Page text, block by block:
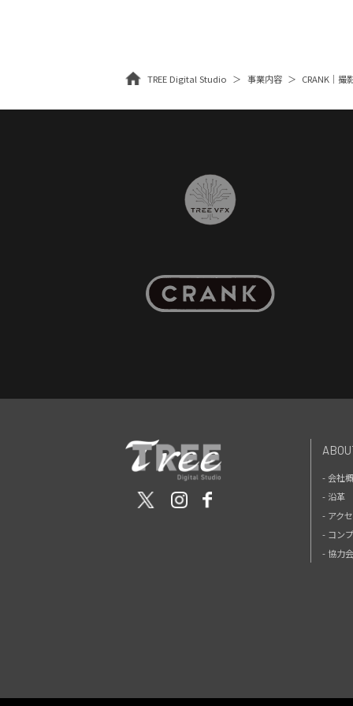
TREE Digital Studio 事業内容 CRANK｜
- 会社
- 沿革
- アク
- コン
- 協力